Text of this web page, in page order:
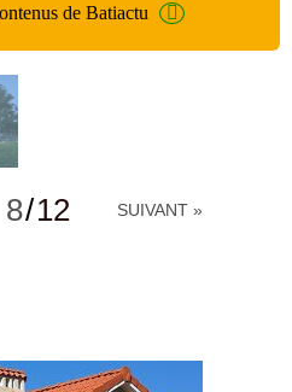
de Batiactu
8/12 SUIVANT »